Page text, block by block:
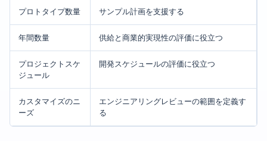
プロトタイプ数量 サンプル計画を支援する
年間数量 供給と商業的実現性の評価に役立つ
プロジェクトスケ
ジュール
開発スケジュールの評価に役立つ
カスタマイズのニ
ーズ
エンジニアリングレビューの範囲を定義す
る